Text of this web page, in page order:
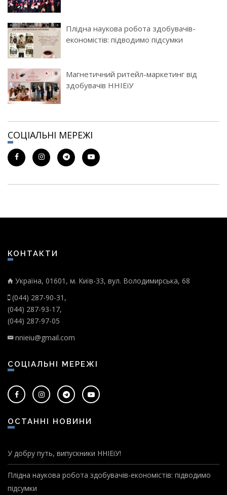
Плідна наукова робота здобувачів-
економістів: підводимо підсумки
Магнетичний ритейл-маркетинг від
здобувачів ННІЕіУ
СОЦІАЛЬНІ МЕРЕЖІ
КОНТАКТИ
Україна, 01601, м. Київ-33, вул. Володимирська, 68
(044) 287-90-31,
(044) 287-93-17,
(044) 287-97-05
nnieiu@gmail.com
СОЦІАЛЬНІ МЕРЕЖІ
ОСТАННІ НОВИНИ
У добру путь, випускники ННІЕіУ!
Плідна наукова робота здобувачів-економістів: підводимо
підсумки